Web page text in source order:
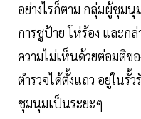
อย่างไรก็ตาม กลุ่มผู้ชุม
การชูป้าย โห่ร้อง และก
ความไม่เห็นด้วยต่อมติข
ตำรวจได้ตั้งแถว อยู่ในรั้
ชุมนุมเป็นระยะๆ